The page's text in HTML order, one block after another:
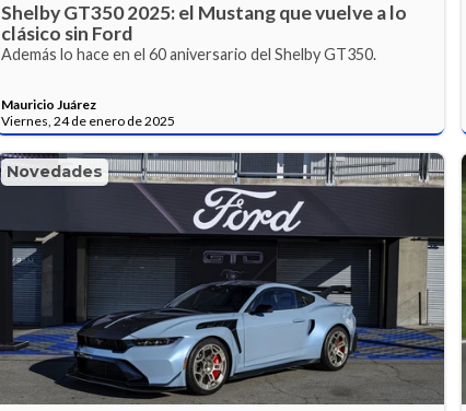
Shelby GT350 2025: el Mustang que vuelve a lo
clásico sin Ford
Además lo hace en el 60 aniversario del Shelby GT350.
Mauricio Juárez
Viernes, 24 de enero de 2025
Novedades